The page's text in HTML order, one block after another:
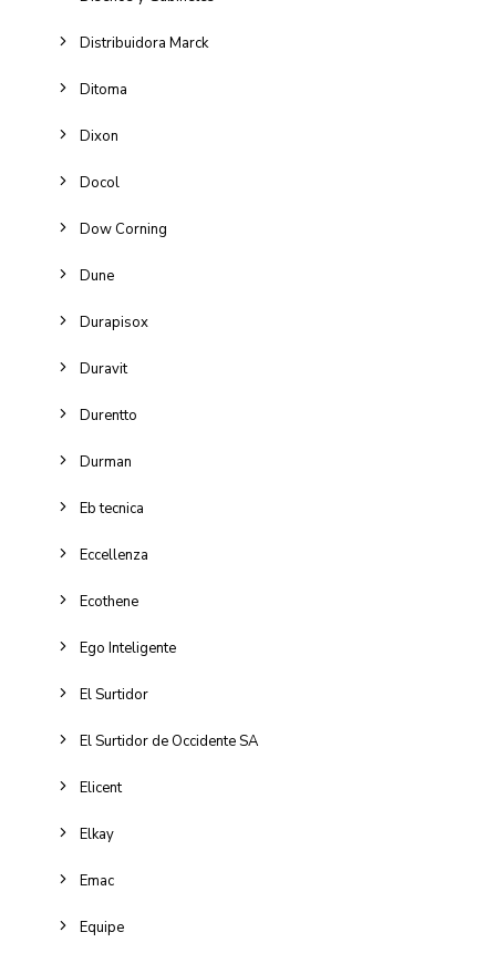
Distribuidora Marck
Ditoma
Dixon
Docol
Dow Corning
Dune
Durapisox
Duravit
Durentto
Durman
Eb tecnica
Eccellenza
Ecothene
Ego Inteligente
El Surtidor
El Surtidor de Occidente SA
Elicent
Elkay
Emac
Equipe